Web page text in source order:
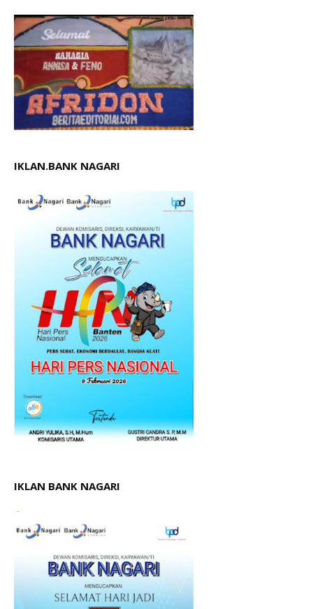
IKLAN.BANK NAGARI
IKLAN BANK NAGARI